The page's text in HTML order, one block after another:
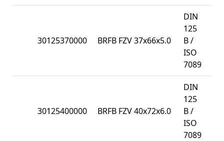
30125370000 BRFB FZV 37x66x5.0
DIN
125
B /
ISO
7089
30125400000 BRFB FZV 40x72x6.0
DIN
125
B /
ISO
7089